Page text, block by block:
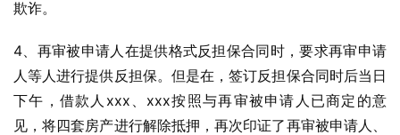
欺诈。
4、再审被申请人在提供格式反担保合同时，要求再审申请
人等人进行提供反担保。但是在，签订反担保合同时后当日
下午，借款人xxx、xxx按照与再审被申请人已商定的意
见，将四套房产进行解除抵押，再次印证了再审被申请人、